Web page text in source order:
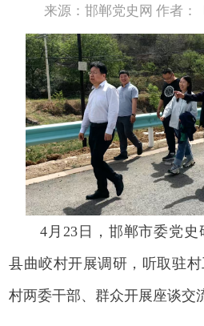
来源：邯郸党史网 作者：
4月23日，邯郸市委党
县曲峧村开展调研，听取驻
村两委干部、群众开展座谈交